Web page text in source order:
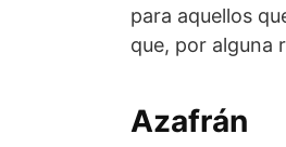
para aquellos
que, por alguna
Azafrán